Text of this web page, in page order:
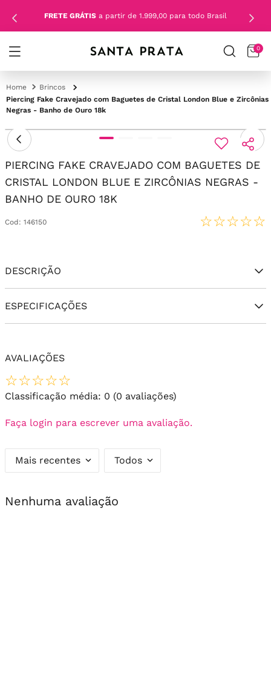
FRETE GRÁTIS a partir de 1.999,00 para todo Brasil
0
Brincos
Piercing Fake Cravejado com Baguetes de Cristal London Blue e Zircônias
Negras - Banho de Ouro 18k
PIERCING FAKE CRAVEJADO COM BAGUETES DE
CRISTAL LONDON BLUE E ZIRCÔNIAS NEGRAS -
BANHO DE OURO 18K
Cod : 146150 ☆☆☆☆☆
DESCRIÇÃO
ESPECIFICAÇÕES
AVALIAÇÕES
☆☆☆☆☆
Classificação média: 0 (0 avaliações)
Faça login para escrever uma avaliação.
Mais recentes Todos
Nenhuma avaliação